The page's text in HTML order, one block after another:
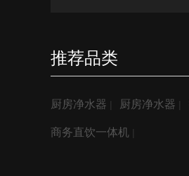
推荐品类
厨房净水器 厨房净水器
商务直饮一体机